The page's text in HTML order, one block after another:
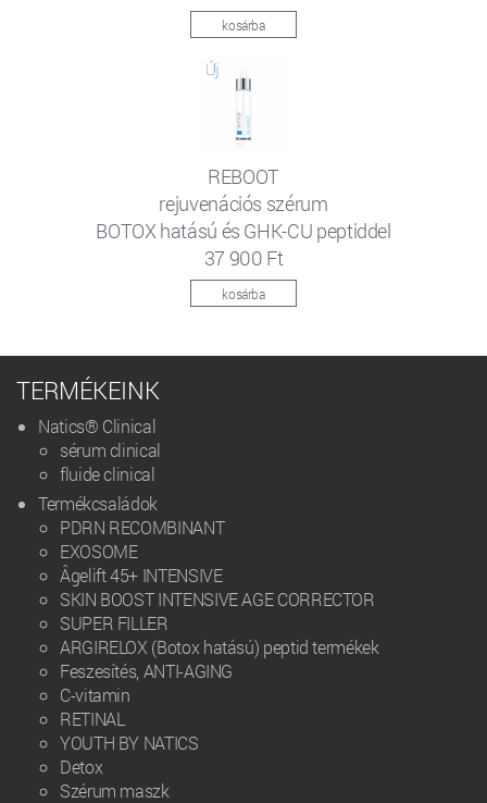
kosárba
REBOOT
rejuvenációs szérum
BOTOX hatású és GHK-CU peptiddel
37 900 Ft
kosárba
TERMÉKEINK
Natics® Clinical
sérum clinical
fluide clinical
Termékcsaládok
PDRN RECOMBINANT
EXOSOME
Âgelift 45+ INTENSIVE
SKIN BOOST INTENSIVE AGE CORRECTOR
SUPER FILLER
ARGIRELOX (Botox hatású) peptid termékek
Feszesítés, ANTI-AGING
C-vitamin
RETINAL
YOUTH BY NATICS
Detox
Szérum maszk